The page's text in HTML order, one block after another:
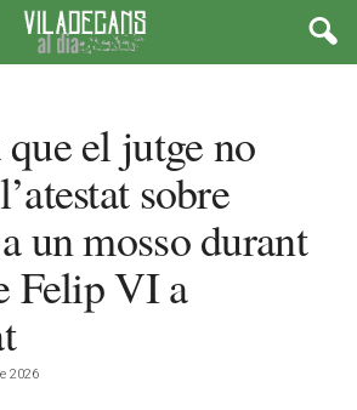
el jutge no
sobre
un mosso durant
Felip VI a
2026